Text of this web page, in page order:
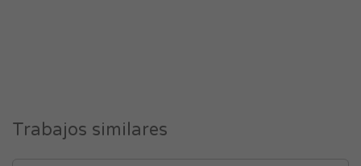
Trabajos similares